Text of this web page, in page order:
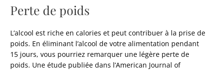
Perte de poids
L’alcool est riche en calories et peut contribuer à la prise de
poids. En éliminant l’alcool de votre alimentation pendant
15 jours, vous pourriez remarquer une légère perte de
poids. Une étude publiée dans l’American Journal of